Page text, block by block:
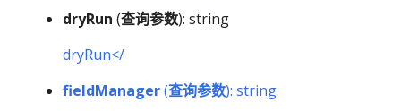
dryRun (查询参数): string
dryRun</
fieldManager(查询参数): string